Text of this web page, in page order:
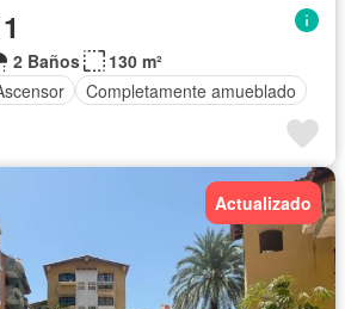
2 Baños
130 m²
Completamente amueblado
Actualizado